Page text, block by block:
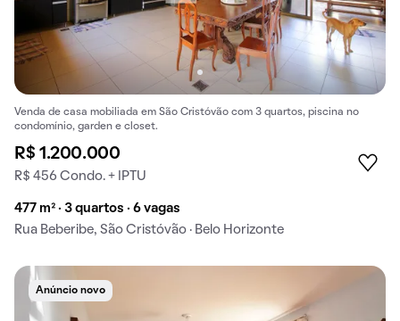
Venda de casa mobiliada em São Cristóvão com 3 quartos, piscina no
condomínio, garden e closet.
R$ 1.200.000
R$ 456 Condo. + IPTU
477 m² · 3 quartos · 6 vagas
Rua Beberibe, São Cristóvão · Belo Horizonte
Anúncio novo